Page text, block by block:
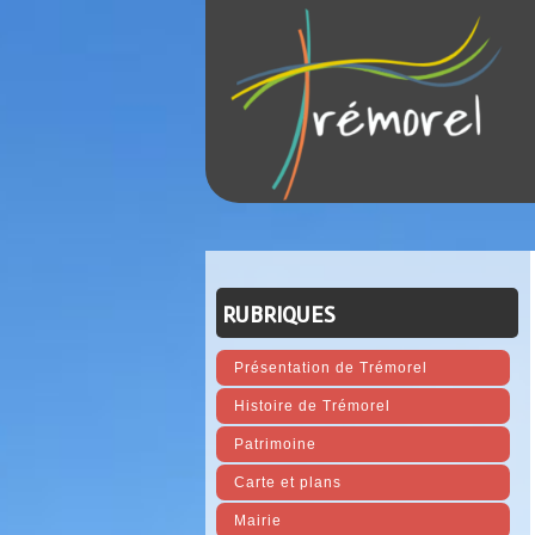
RUBRIQUES
Présentation de Trémorel
Histoire de Trémorel
Patrimoine
Carte et plans
Mairie